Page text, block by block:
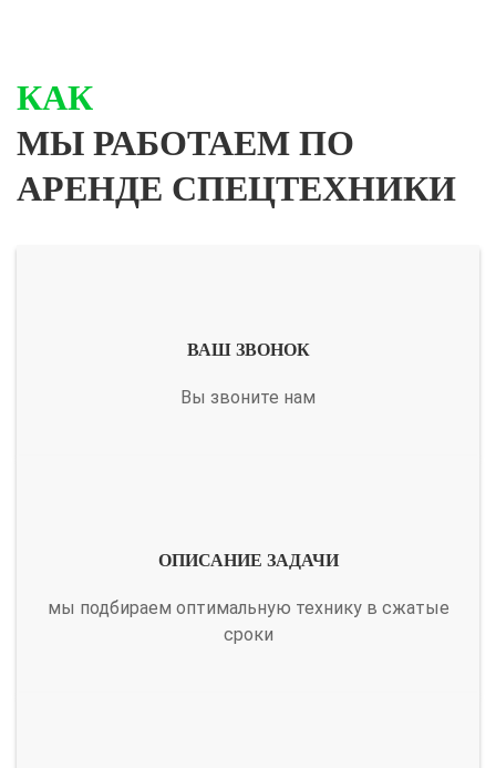
КАК
МЫ РАБОТАЕМ ПО
АРЕНДЕ СПЕЦТЕХНИКИ
ВАШ ЗВОНОК
Вы звоните нам
ОПИСАНИЕ ЗАДАЧИ
мы подбираем оптимальную технику в сжатые
сроки